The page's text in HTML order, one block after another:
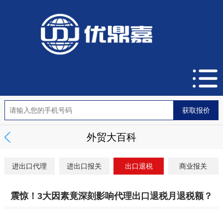
外贸大百科
进出口代理 进出口报关 出口退税 商业报关
震惊！3大因素竟深刻影响代理出口退税月退税额？